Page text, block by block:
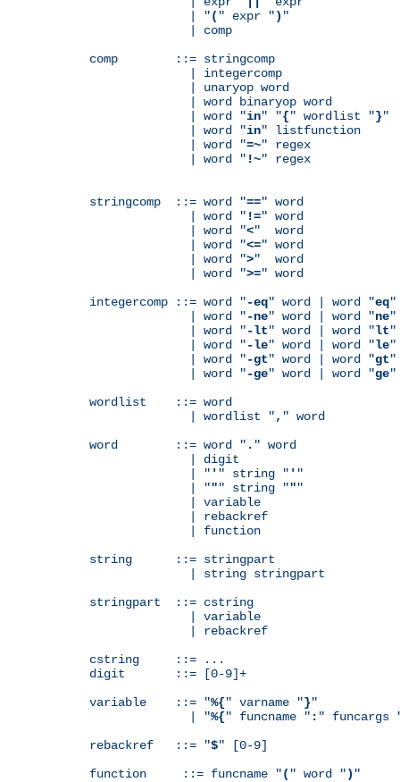
              | "
( " expr ") "
              | comp
comp        ::= stringcomp
              | integercomp
              | unaryop word
              | word binaryop word
              | word "
in" "{" wordlist "}"
              | word "
in" listfunction
              | word "
=~" regex
              | word "
!~" regex
stringcomp  ::= word "==" word
              | word "
!=" word
              | word "
<"  word
              | word "
<=" word
              | word "
>"  word
              | word "
>=" word
integercomp ::= word "-eq" word | word "eq"
              | word "
-ne" word | word "ne"
              | word "
-lt" word | word "lt"
              | word "
-le" word | word "le"
              | word "
-gt" word | word "gt"
              | word "
-ge" word | word "ge"
wordlist    ::= word
              | wordlist "
, " word
word        ::= word " . " word
              | digit
              | "
' " string " ' "
              | "
"" string """
              | variable
              | function
string      ::= stringpart
              | string stringpart
stringpart  ::= cstring
              | variable
cstring     ::= ...
digit       ::= [0-9]+
variable    ::= "%{" varname "}"
              | "
%{" funcname " : " funcargs
rebackref   ::= "$" [0-9]
function     ::= funcname "( " word ") "